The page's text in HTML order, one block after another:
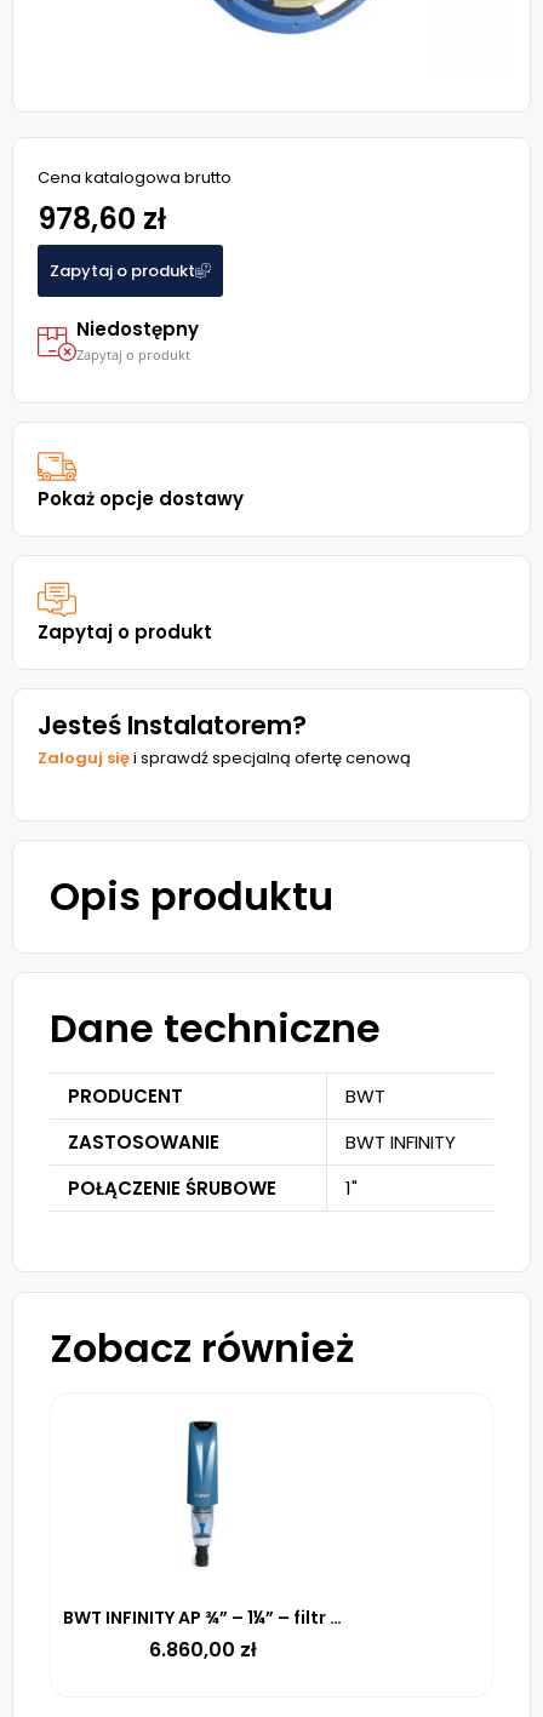
Cena katalogowa brutto
978,60 zł
Zapytaj o produkt
Niedostępny
Zapytaj o produkt
Pokaż opcje dostawy
Zapytaj o produkt
Jesteś Instalatorem?
Zaloguj sięi sprawdź specjalną ofertę cenową
Opis produktu
Dane techniczne
PRODUCENT
BWT
ZASTOSOWANIE
BWT INFINITY
POŁĄCZENIE ŚRUBOWE
1"
Zobacz również
BWT INFINITY AP ¾” – 1¼” – filtr (aut. płukanie wsteczne (90 µm)) [wymagany moduł przyłączeniowy]
6.860,00 zł